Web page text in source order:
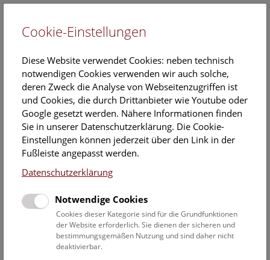
EN
Mitmachen bei Forschung in
der Vogelsammlung
Die Beteiligung an wissenschaftlichen Projekten im
Rahmen von Citizen Science kann von kurzzeitiger
Datenerhebung bis zu längerfristigem intensivem
Freizeit-Einsatz reichen.
Eine akademische Ausbildung wird nicht vorausgesetzt;
Cookie-Einstellungen
Diese Website verwendet Cookies: neben technisch
notwendigen Cookies verwenden wir auch solche,
deren Zweck die Analyse von Webseitenzugriffen ist
und Cookies, die durch Drittanbieter wie Youtube oder
Google gesetzt werden. Nähere Informationen finden
Sie in unserer Datenschutzerklärung. Die Cookie-
Einstellungen können jederzeit über den Link in der
Fußleiste angepasst werden.
Datenschutzerklärung
Notwendige Cookies
Cookies dieser Kategorie sind für die Grundfunktionen
der Website erforderlich. Sie dienen der sicheren und
bestimmungsgemäßen Nutzung und sind daher nicht
deaktivierbar.